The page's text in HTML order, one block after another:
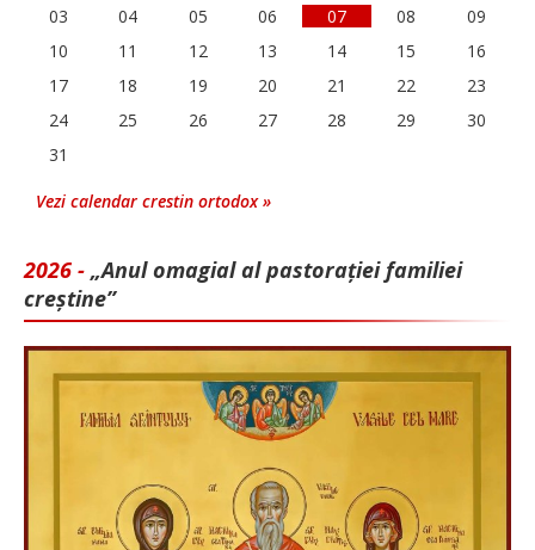
03
04 05 06 07 08
09
10
11 12 13 14 15
16
17
18 19 20 21 22
23
24
25 26 27 28 29
30
31
Vezi calendar crestin ortodox »
2026 - „Anul omagial al pastorației familiei
creștine”